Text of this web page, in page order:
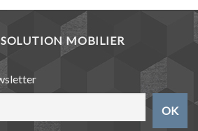
SOLUTION MOBILIER